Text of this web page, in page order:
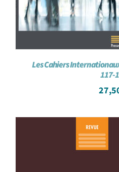
Les Cahiers
117-